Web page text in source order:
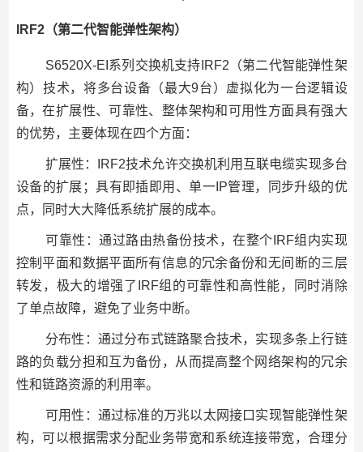
IRF2（第二代智能弹性架构）
S6520X-EI系列交换机支持IRF2（第二代智能弹性架
构）技术，将多台设备（最大9台）虚拟化为一台逻辑设
备，在扩展性、可靠性、整体架构和可用性方面具有强大
的优势，主要体现在四个方面：
扩展性：IRF2技术允许交换机利用互联电缆实现多台
设备的扩展；具有即插即用、单一IP管理，同步升级的优
点，同时大大降低系统扩展的成本。
可靠性：通过路由热备份技术，在整个IRF组内实现
控制平面和数据平面所有信息的冗余备份和无间断的三层
转发，极大的增强了IRF组的可靠性和高性能，同时消除
了单点故障，避免了业务中断。
分布性：通过分布式链路聚合技术，实现多条上行链
路的负载分担和互为备份，从而提高整个网络架构的冗余
性和链路资源的利用率。
可用性：通过标准的万兆以太网接口实现智能弹性架
构，可以根据需求分配业务带宽和系统连接带宽，合理分